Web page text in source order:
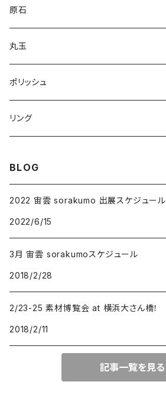
オーバル
スクエア
オーシャンジャスパー
ピンクスティルバイト
インカローズ
ボルダーオパール
クリソコラ
スクエア
ヌーマイト
スクエア
ターコイズ
スクエア
ブルー
ライトブルー
クリソプレーズ
オーバル
ドロップ
ティファニーストーン
オーバル
スクエア
K2ジャスパー
スクエア
ピンクラブラドライト
オーバル
チャロアイト
ドロップ
オーバル
ルチルクオーツ
オーバル
ピーターサイト
プルームアゲート
アバロンシェル
Nano Opal
原石
ハーキマーダイヤモンド
レムリアンシード
丸玉
ガーデンクォーツ
ゴールデンカルサイト
ポリッシュ
クォーツ
リング
BLOG
2022 宙雲 sorakumo 出展スケジュール
2022/6/15
3月 宙雲 sorakumoスケジュール
2018/2/28
2/23-25 素材博覧会 at 横浜大さん橋！
2018/2/11
記事一覧を見る